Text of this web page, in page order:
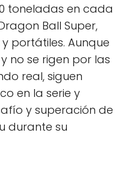
toneladas en cada
Ball Super,
portátiles. Aunque
no se rigen por las
real, siguen
en la serie y
y superación de
durante su